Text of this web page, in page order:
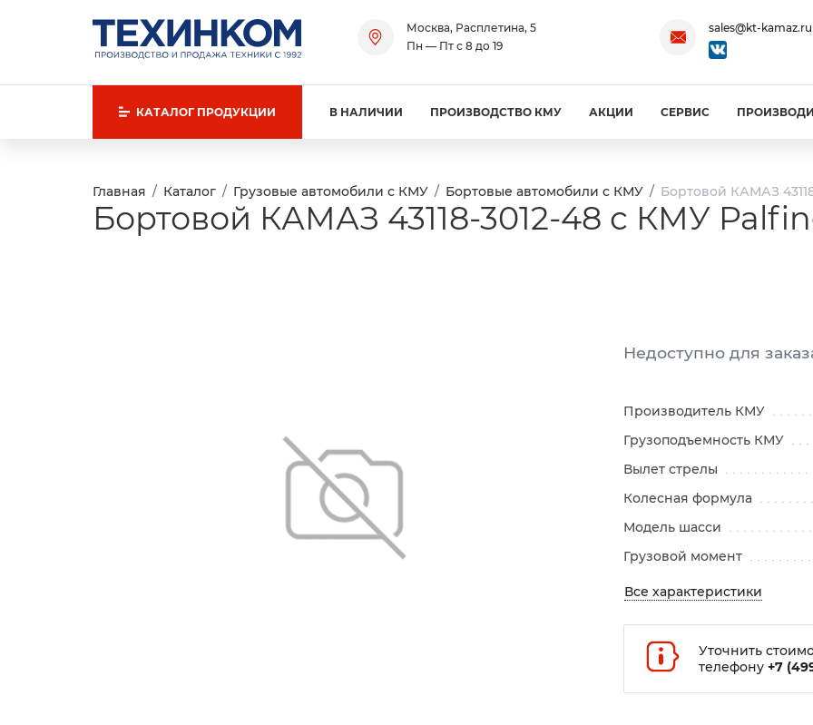
Москва, Расплетина, 5
Пн — Пт с 8 до 19
sales@kt-kamaz.ru
КАТАЛОГ ПРОДУКЦИИ В НАЛИЧИИ ПРОИЗВОДСТВО КМУ АКЦИИ СЕРВИС
Главная Каталог Грузовые автомобили с КМУ Бортовые автомобили с КМУ Бортовой КАМАЗ
Бортовой КАМАЗ 43118-3012-48 с КМУ
Производитель КМУ
Грузоподъемность КМУ
Вылет стрелы
Колесная формула
Модель шасси
Грузовой момент
Все характеристики
Уточнить
телефону +7